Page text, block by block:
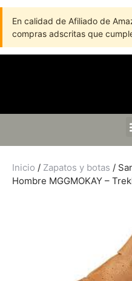
En calidad de Afiliado de
compras adscritas que
Inicio / Zapatos y botas /
Hombre MGGMOKAY –